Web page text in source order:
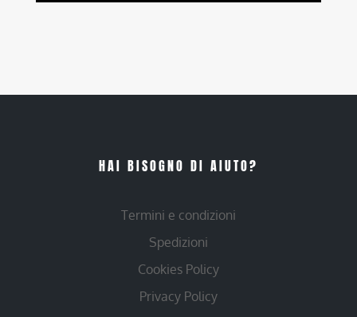
HAI BISOGNO DI AIUTO?
Termini e condizioni
Spedizioni
Cookies Policy
Privacy Policy